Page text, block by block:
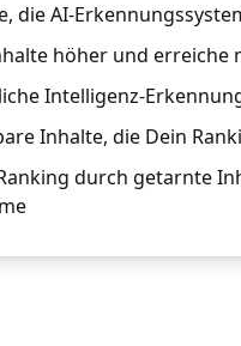
die AI-
höher und erreiche
Intelligenz-
Inhalte, die Dein
durch getarnte